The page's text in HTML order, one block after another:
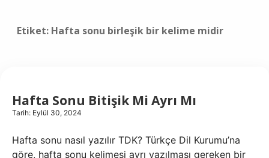
Etiket: Hafta sonu birleşik bir kelime midir
Hafta Sonu Bitişik Mi Ayrı Mı
Tarih: Eylül 30, 2024
Hafta sonu nasıl yazılır TDK? Türkçe Dil Kurumu’na
göre, hafta sonu kelimesi ayrı yazılması gereken bir